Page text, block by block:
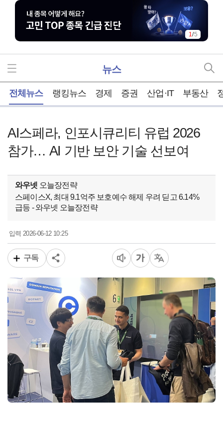
1/5
뉴스
전체뉴스 랭킹뉴스 경제 증권 산업·IT 부동산
AI스페라, 인포시큐리티 유럽 2026
참가… AI 기반 보안 기술 선보여
와우넷 오늘장전략
스페이스X, 최대 9.1억주 보호예수 해제 우려 딛고 6.14%
급등 - 와우넷 오늘장전략
입력2026-06-12 10:25
구독